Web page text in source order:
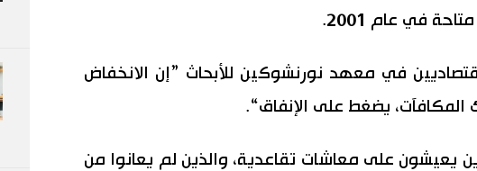
في عام 2001.
في معهد نورنشوكين للأبحاث ”إن الانخفاض
يضغط على الإنفاق“.
يعيشون على معاشات تقاعدية، والذين لم يعانوا من